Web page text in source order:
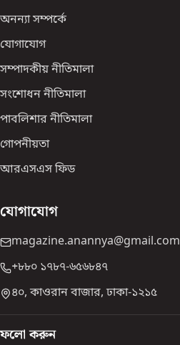
অনন্যা সম্পর্কে
যোগাযোগ
সম্পাদকীয় নীতিমালা
সংশোধন নীতিমালা
পাবলিশার নীতিমালা
গোপনীয়তা
আরএসএস ফিড
যোগাযোগ
magazine.anannya@gmail.com
+৮৮০ ১৭৮৭-৬৫৬৮৪৭
৪০, কাওরান বাজার, ঢাকা-১২১৫
ফলো করুন